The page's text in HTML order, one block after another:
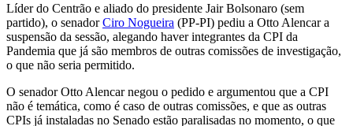
Líder do Centrão e aliado do presidente Jair Bolsonaro (sem
partido), o senadorCiro Nogueira (PP-PI) pediu a Otto Alencar a
suspensão da sessão, alegando haver integrantes da CPI da
Pandemia que já são membros de outras comissões de investigação,
o que não seria permitido.
O senador Otto Alencar negou o pedido e argumentou que a CPI
não é temática, como é caso de outras comissões, e que as outras
CPIs já instaladas no Senado estão paralisadas no momento, o que